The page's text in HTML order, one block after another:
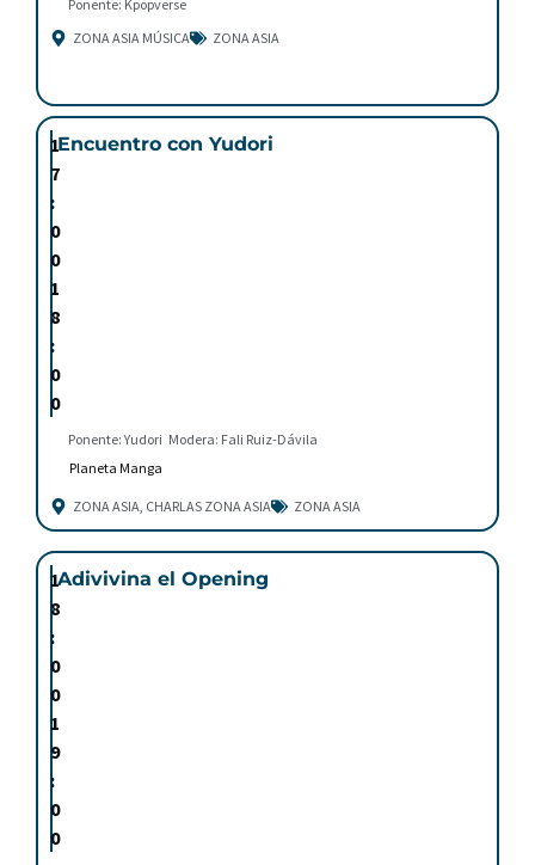
Ponente: Kpopverse
ZONA ASIA MÚSICA
ZONA ASIA
1
7
:
0
0
1
8
:
0
0
Encuentro con Yudori
Ponente: Yudori Modera: Fali Ruiz-Dávila
Planeta Manga
ZONA ASIA, CHARLAS ZONA ASIA ZONA ASIA
1
8
:
0
0
1
9
:
0
0
Adivivina el Opening